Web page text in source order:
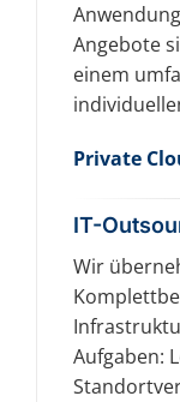
Angebote
einem
Private
IT-
Wir
Aufgaben: